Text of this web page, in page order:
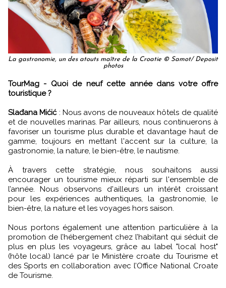
La gastronomie, un des atouts maître de la Croatie © Samot/ Deposit
photos
TourMag - Quoi de neuf cette année dans votre offre
touristique ?
Slađana Mićić: Nous avons de nouveaux hôtels de qualité
et de nouvelles marinas. Par ailleurs, nous continuerons à
favoriser un tourisme plus durable et davantage haut de
gamme, toujours en mettant l'accent sur la culture, la
gastronomie, la nature, le bien-être, le nautisme.
À travers cette stratégie, nous souhaitons aussi
encourager un tourisme mieux réparti sur l'ensemble de
l’année. Nous observons d'ailleurs un intérêt croissant
pour les expériences authentiques, la gastronomie, le
bien-être, la nature et les voyages hors saison.
Nous portons également une attention particulière à la
promotion de l’hébergement chez l’habitant qui séduit de
plus en plus les voyageurs, grâce au label "local host"
(hôte local) lancé par le Ministère croate du Tourisme et
des Sports en collaboration avec l’Office National Croate
de Tourisme.